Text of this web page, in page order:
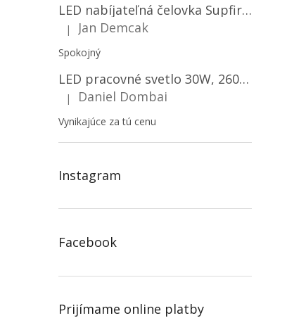
LED nabíjateľná čelovka Supfire HL06, 3 módy + SOS + senzor, nabíjanie cez Micro-USB, 5W, 500lm, 300m
Hodnotenie produktu je 5 z 5 hviezdičiek.
| Jan Demcak
Spokojný
LED pracovné svetlo 30W, 2600LM, 12V/24V, IP67/2-PACK! [LB0087]
Hodnotenie produktu je 5 z 5 hviezdičiek.
| Daniel Dombai
Vynikajúce za tú cenu
Instagram
Facebook
Prijímame online platby